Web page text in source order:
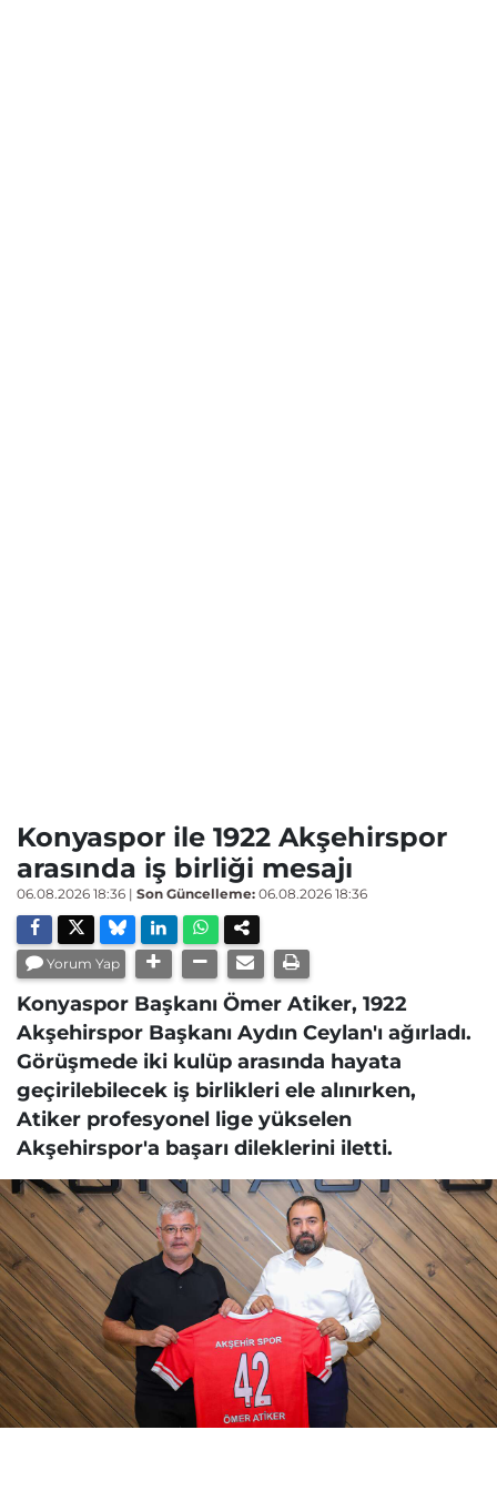
Konyaspor ile 1922 Akşehirspor
arasında iş birliği mesajı
06.08.2026 18:36 | Son Güncelleme: 06.08.2026 18:36
Yorum Yap
Konyaspor Başkanı Ömer Atiker, 1922
Akşehirspor Başkanı Aydın Ceylan'ı ağırladı.
Görüşmede iki kulüp arasında hayata
geçirilebilecek iş birlikleri ele alınırken,
Atiker profesyonel lige yükselen
Akşehirspor'a başarı dileklerini iletti.